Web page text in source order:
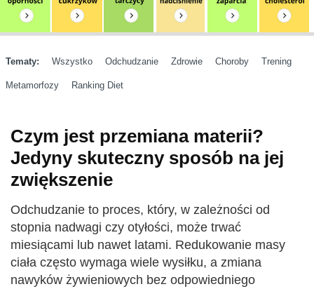
Tematy: Wszystko Odchudzanie Zdrowie Choroby Trening
Metamorfozy Ranking Diet
Czym jest przemiana materii?
Jedyny skuteczny sposób na jej
zwiększenie
Odchudzanie to proces, który, w zależności od
stopnia nadwagi czy otyłości, może trwać
miesiącami lub nawet latami. Redukowanie masy
ciała często wymaga wiele wysiłku, a zmiana
nawyków żywieniowych bez odpowiedniego